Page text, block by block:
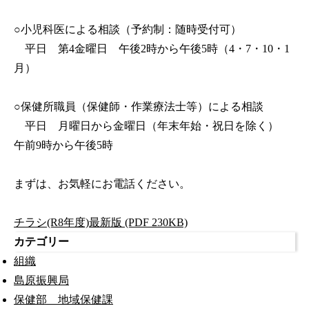
○小児科医による相談（予約制：随時受付可）
平日 第4金曜日 午後2時から午後5時（4・7・10・1
月）
○保健所職員（保健師・作業療法士等）による相談
平日 月曜日から金曜日（年末年始・祝日を除く）
午前9時から午後5時
まずは、お気軽にお電話ください。
チラシ(R8年度)最新版 (PDF 230KB)
カテゴリー
組織
島原振興局
保健部 地域保健課